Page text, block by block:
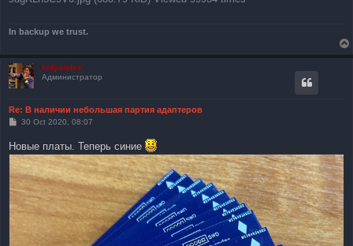
In backup we trust.
kolyandex
Администратор
Re: В наличии небольшая партия адаптеров
P
t
30 Oct 2020, 08:07
Новые платы. Теперь синие